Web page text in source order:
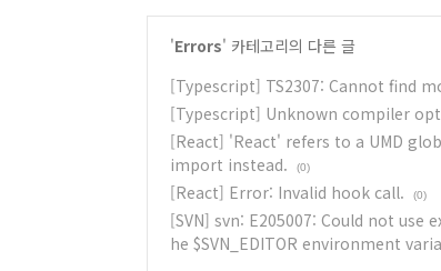
'Errors' 카테고리의 다른 글
[Typescript] TS2307: Cannot find
[Typescript] Unknown compiler
[React] 'React' refers to a UMD
import instead.
(0)
[React] Error: Invalid hook call. (0)
[SVN] svn: E205007: Could not
he $SVN_EDITOR environment